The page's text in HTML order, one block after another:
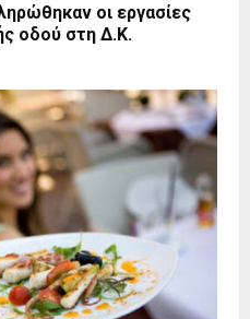
οι εργασίες
οδού στη Δ.Κ.